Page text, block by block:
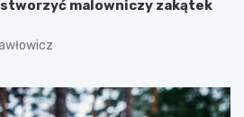
stworzyć malowniczy zakątek